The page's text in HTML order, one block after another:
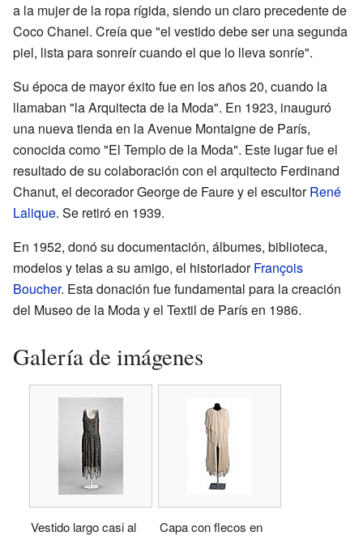
a la mujer de la ropa rígida, siendo un claro precedente de
Coco Chanel. Creía que "el vestido debe ser una segunda
piel, lista para sonreír cuando el que lo lleva sonríe".
Su época de mayor éxito fue en los años 20, cuando la
llamaban "la Arquitecta de la Moda". En 1923, inauguró
una nueva tienda en la Avenue Montaigne de París,
conocida como "El Templo de la Moda". Este lugar fue el
resultado de su colaboración con el arquitecto Ferdinand
Chanut, el decorador George de Faure y el escultorRené
Lalique. Se retiró en 1939.
En 1952, donó su documentación, álbumes, biblioteca,
modelos y telas a su amigo, el historiadorFrançois
Boucher. Esta donación fue fundamental para la creación
del Museo de la Moda y el Textil de París en 1986.
Galería de imágenes
Vestido largo casi al
Capa con flecos en